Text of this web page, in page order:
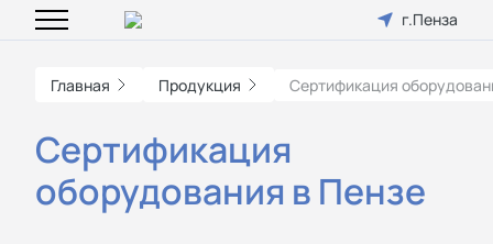
г.Пенза
Главная Продукция Сертификация
Сертификация
оборудования в Пензе